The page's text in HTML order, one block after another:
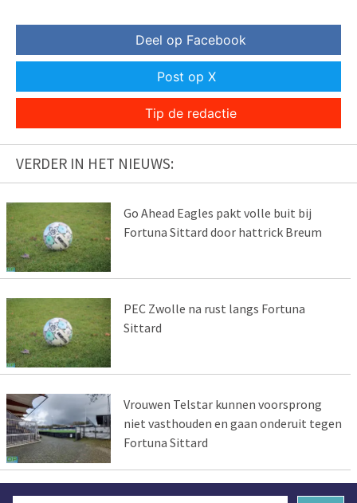
Deel op Facebook
Post op X
Tip de redactie
VERDER IN HET NIEUWS:
Go Ahead Eagles pakt volle buit bij
Fortuna Sittard door hattrick Breum
PEC Zwolle na rust langs Fortuna
Sittard
Vrouwen Telstar kunnen voorsprong
niet vasthouden en gaan onderuit tegen
Fortuna Sittard